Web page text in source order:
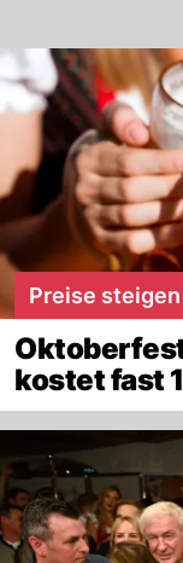
Preise steigen
kostet fast